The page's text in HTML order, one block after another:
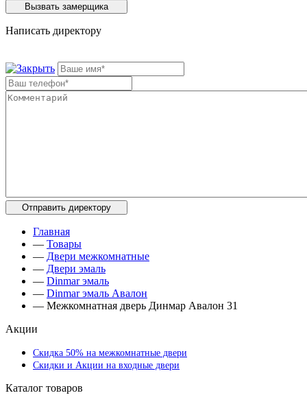
Написать директору
Главная
— Товары
— Двери межкомнатные
— Двери эмаль
— Dinmar эмаль
— Dinmar эмаль Авалон
— Межкомнатная дверь Динмар Авалон 31
Акции
Скидка 50% на межкомнатные двери
Скидки и Акции на входные двери
Каталог товаров